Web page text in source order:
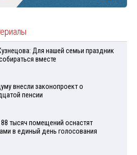
Для нашей семьи праздник
вместе
внесли законопроект о
пенсии
тысяч помещений оснастят
в единый день голосования